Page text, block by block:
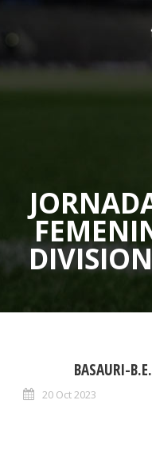
BASAURI-
20 Oct 2023